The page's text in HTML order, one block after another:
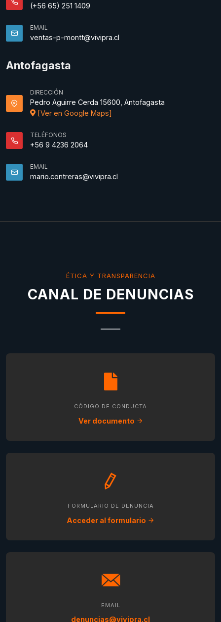
(+56 65) 251 1409
EMAIL
ventas-p-montt@vivipra.cl
Antofagasta
DIRECCIÓN
Pedro Aguirre Cerda 15600, Antofagasta
[Ver en Google Maps]
TELÉFONOS
+56 9 4236 2064
EMAIL
mario.contreras@vivipra.cl
ÉTICA Y TRANSPARENCIA
CANAL DE DENUNCIAS
CÓDIGO DE CONDUCTA
Ver documento
FORMULARIO DE DENUNCIA
Acceder al formulario
EMAIL
denuncias@vivipra.cl